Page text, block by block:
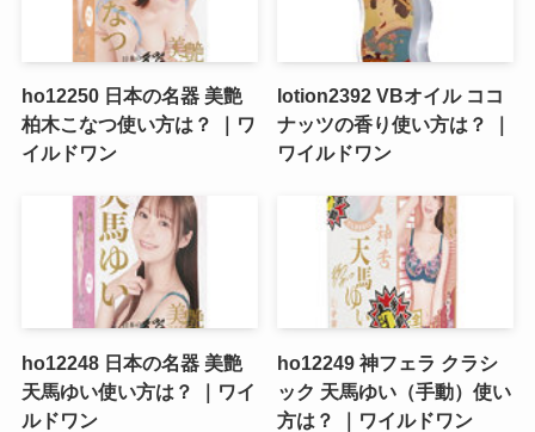
ho12250 日本の名器 美艶
柏木こなつ使い方は？ ｜ワ
イルドワン
lotion2392 VBオイル ココ
ナッツの香り使い方は？ ｜
ワイルドワン
ho12248 日本の名器 美艶
天馬ゆい使い方は？ ｜ワイ
ルドワン
ho12249 神フェラ クラシ
ック 天馬ゆい（手動）使い
方は？ ｜ワイルドワン